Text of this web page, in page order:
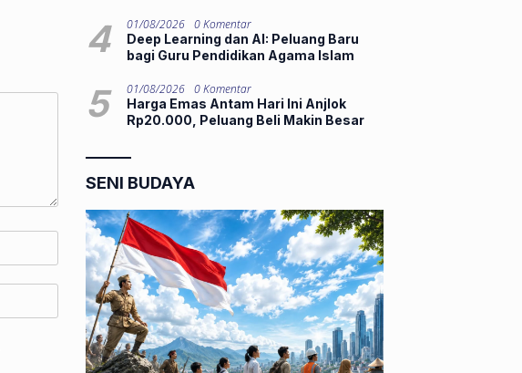
4 01/08/2026
0 Komentar
Deep Learning dan AI: Peluang Baru
bagi Guru Pendidikan Agama Islam
5 01/08/2026
0 Komentar
Harga Emas Antam Hari Ini Anjlok
Rp20.000, Peluang Beli Makin Besar
SENI BUDAYA